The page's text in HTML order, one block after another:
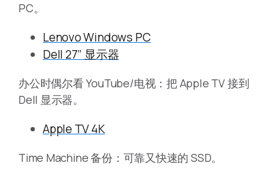
PC。
Lenovo Windows PC
Dell 27” 显示器
办公时偶尔看 YouTube/电视：把 Apple TV 接到
Dell 显示器。
Apple TV 4K
Time Machine 备份：可靠又快速的 SSD。